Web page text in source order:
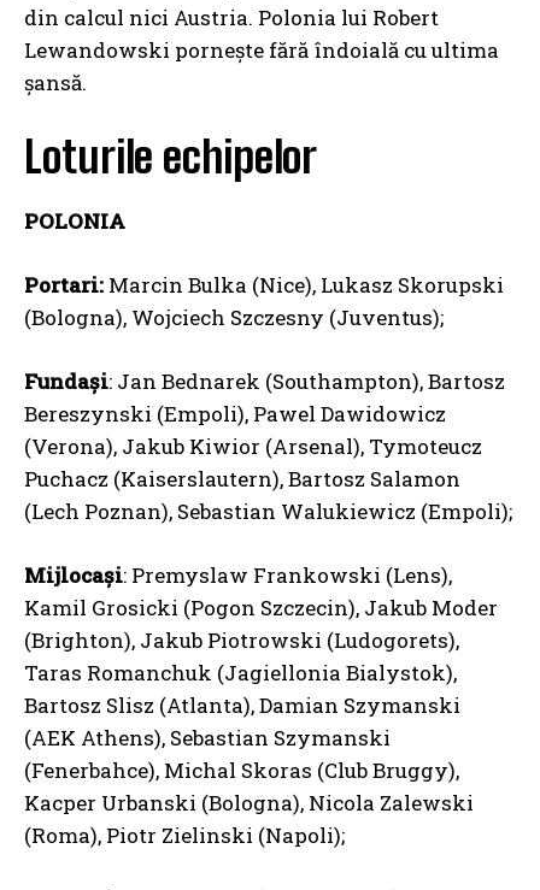
din calcul nici Austria. Polonia lui Robert
Lewandowski pornește fără îndoială cu ultima
șansă.
Loturile echipelor
POLONIA
Portari: Marcin Bulka (Nice), Lukasz Skorupski
(Bologna), Wojciech Szczesny (Juventus);
Fundași: Jan Bednarek (Southampton), Bartosz
Bereszynski (Empoli), Pawel Dawidowicz
(Verona), Jakub Kiwior (Arsenal), Tymoteucz
Puchacz (Kaiserslautern), Bartosz Salamon
(Lech Poznan), Sebastian Walukiewicz (Empoli);
Mijlocași: Premyslaw Frankowski (Lens),
Kamil Grosicki (Pogon Szczecin), Jakub Moder
(Brighton), Jakub Piotrowski (Ludogorets),
Taras Romanchuk (Jagiellonia Bialystok),
Bartosz Slisz (Atlanta), Damian Szymanski
(AEK Athens), Sebastian Szymanski
(Fenerbahce), Michal Skoras (Club Bruggy),
Kacper Urbanski (Bologna), Nicola Zalewski
(Roma), Piotr Zielinski (Napoli);